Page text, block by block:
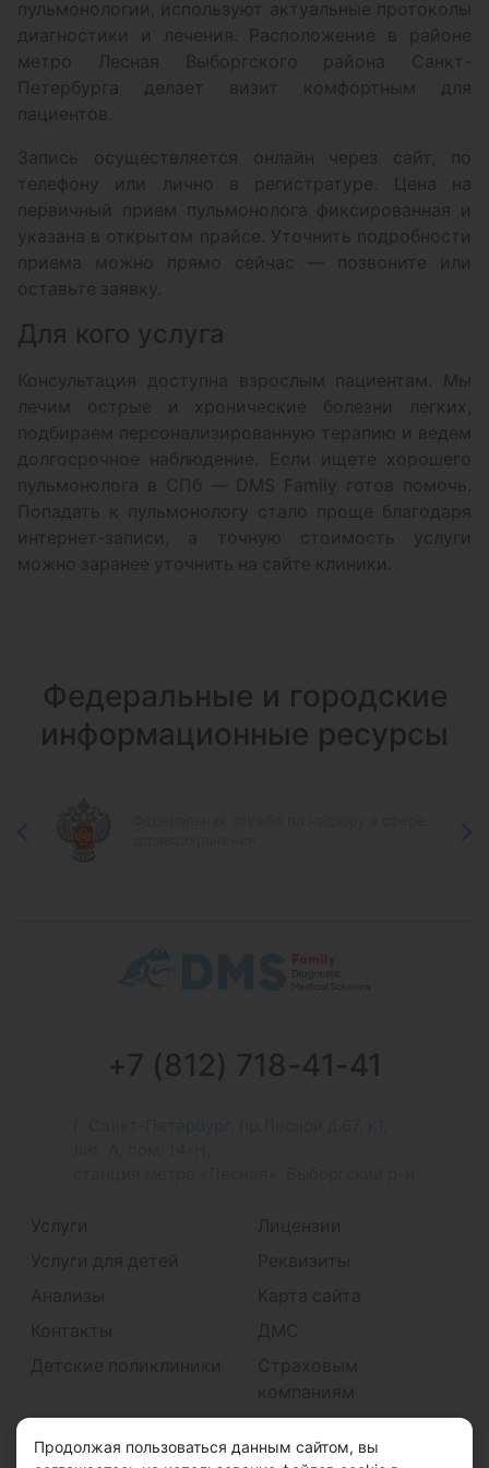
пульмонологии, используют актуальные протоколы
диагностики и лечения. Расположение в районе
метро Лесная Выборгского района Санкт-
Петербурга делает визит комфортным для
пациентов.
Запись осуществляется онлайн через сайт, по
телефону или лично в регистратуре. Цена на
первичный прием пульмонолога фиксированная и
указана в открытом прайсе. Уточнить подробности
приема можно прямо сейчас — позвоните или
оставьте заявку.
Для кого услуга
Консультация доступна взрослым пациентам. Мы
лечим острые и хронические болезни легких,
подбираем персонализированную терапию и ведем
долгосрочное наблюдение. Если ищете хорошего
пульмонолога в СПб — DMS Family готов помочь.
Попадать к пульмонологу стало проще благодаря
интернет-записи, а точную стоимость услуги
можно заранее уточнить на сайте клиники.
Федеральные и городские
информационные ресурсы
+7 (812) 718-41-41
Продолжая пользоваться данным сайтом, вы